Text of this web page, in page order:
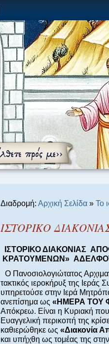
Διαδρομή: Αρχική Σελίδα » Το
ΙΣΤΟΡΙΚΟ
ΙΣΤΟΡΙΚΟ ΔΙΑΚΟΝΙΑΣ
ΚΡΑΤΟΥΜΕΝΩΝ»
Ο Πανοσιολογιώτατος
τακτικός ιεροκήρυξ της
υπηρετούσε στην Ιερά
ανεπίσημα ως «ΗΜΕΡΑ ΤΟΥ
Απόκρεω. Είναι η Κυριακή που
Ευαγγελική περικοπή της
καθιερώθηκε ως «Διακονία
και υπήχθη ως τομέας της